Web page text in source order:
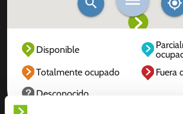
Disponible
Totalmente ocupado
Fuera
Desconocido